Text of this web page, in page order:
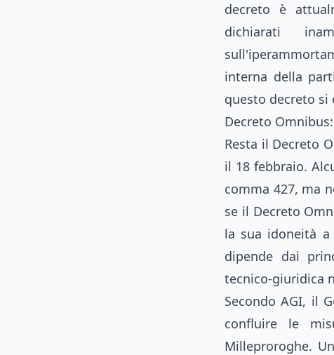
decreto è
dichiarati
interna della
questo decreto si
Decreto
Resta il Decreto
il 18 febbraio.
comma 427, ma
se il Decreto
la sua idoneità
dipende dai
tecnico-giuridica
Secondo AGI, il
confluire le
Milleproroghe.